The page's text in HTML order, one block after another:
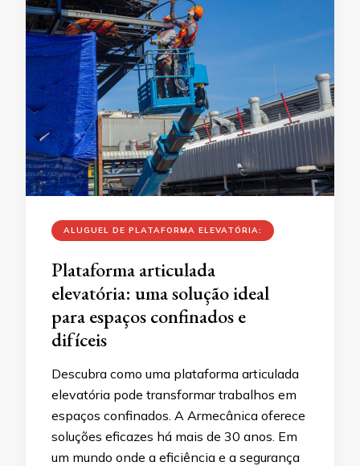
ALUGUEL DE PLATAFORMA ELEVATÓRIA:
Plataforma articulada
elevatória: uma solução ideal
para espaços confinados e
difíceis
Descubra como uma plataforma articulada
elevatória pode transformar trabalhos em
espaços confinados. A Armecânica oferece
soluções eficazes há mais de 30 anos. Em
um mundo onde a eficiência e a segurança